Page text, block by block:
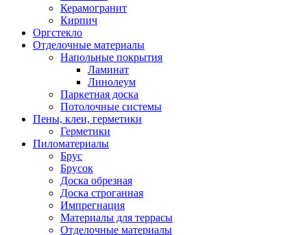
Керамогранит
Кирпич
Оргстекло
Отделочные материалы
Напольные покрытия
Ламинат
Линолеум
Паркетная доска
Потолочные системы
Пены, клеи, герметики
Герметики
Пиломатериалы
Брус
Брусок
Доска обрезная
Доска строганная
Импрегнация
Материалы для террасы
Отделочные материалы